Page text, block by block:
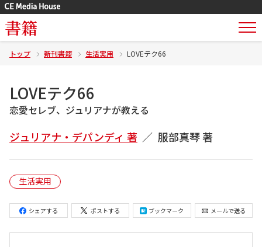
書籍
トップ 新刊書籍 生活実用 LOVEテク66
LOVEテク66
恋愛セレブ、ジュリアナが教える
ジュリアナ・デパンディ 著 服部真琴 著
生活実用
シェアする ポストする ブックマーク メールで送る